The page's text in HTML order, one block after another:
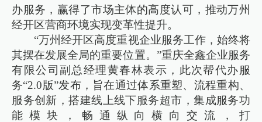
办服务，赢得了市场主体的高度认可，推动万州
经开区营商环境实现变革性提升。
“万州经开区高度重视企业服务工作，始终将
其摆在发展全局的重要位置。”重庆全鑫企业服务
有限公司副总经理黄春林表示，此次帮代办服
务“2.0版”发布，旨在通过体系重塑、流程重构、
服务创新，搭建线上线下服务超市，集成服务功
能模块，畅通纵向横向交流，打